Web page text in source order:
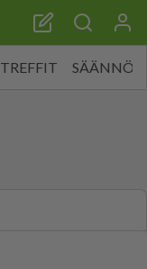
TREFFIT SÄÄNNÖT